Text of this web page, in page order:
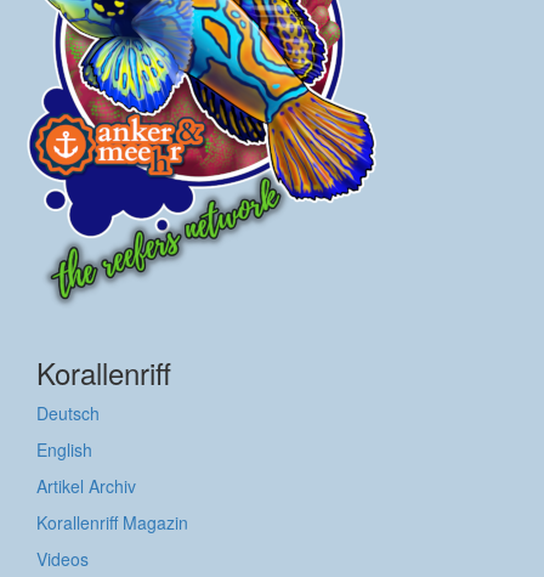
Korallenriff
Deutsch
English
Artikel Archiv
Korallenriff Magazin
Videos